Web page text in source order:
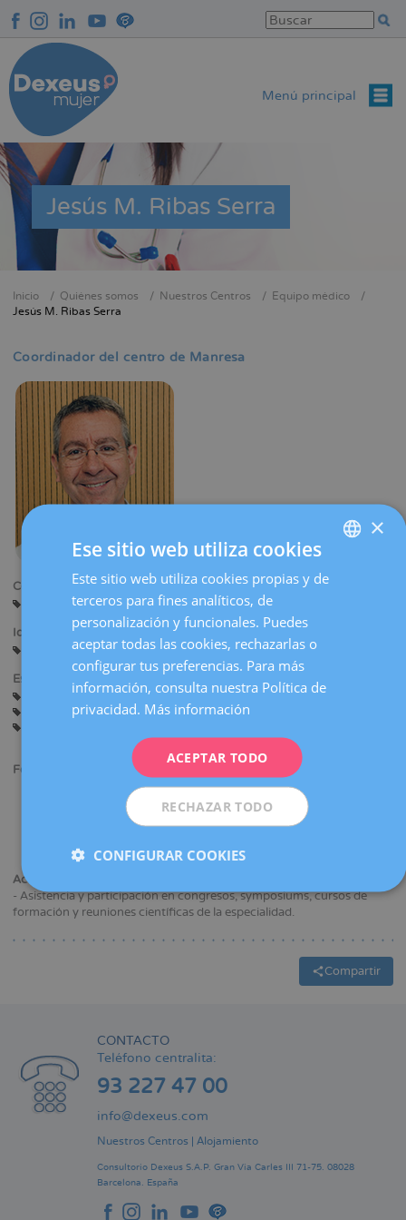
contenido
principal
Menú principal
Jesús M. Ribas Serra
Sobrescribir
de
ayuda
a
la
navegación
Inicio Quiénes somos Nuestros Centros
Equipo médico
Jesús M. Ribas Serra
Coordinador del centro de Manresa
Centros:
Manresa
Idiomas:
Castellano
Catalán
Especialidades:
Asesoramiento antes del Embarazo
Embarazo y Parto
Anticoncepción
Cirugía Ginecológica
Formación académica:
Licenciado en Medicina y Cirugía por la Universidad de
Barcelona en 1979.
Especialista en Ginecología y Obstetricia (MIR) en el Hospital
Clínic de Barcelona en 1984.
Actividad científica:
- Asistencia y participación en congresos, symposiums, cursos de
formación y reuniones científicas de la especialidad.
Compartir
CONTACTO
Teléfono centralita:
93 227 47 00
info@dexeus.com
Nuestros Centros | Alojamiento
Consultorio Dexeus S.A.P. Gran Via Carles III 71-75. 08028
Barcelona. España
SPANISH
×
Ese sitio web utiliza cookies
Este sitio web utiliza cookies propias y de
terceros para fines analíticos, de
personalización y funcionales. Puedes
aceptar todas las cookies, rechazarlas o
configurar tus preferencias. Para más
información, consulta nuestra Política de
privacidad. Más información
ACEPTAR TODO
RECHAZAR TODO
CONFIGURAR COOKIES